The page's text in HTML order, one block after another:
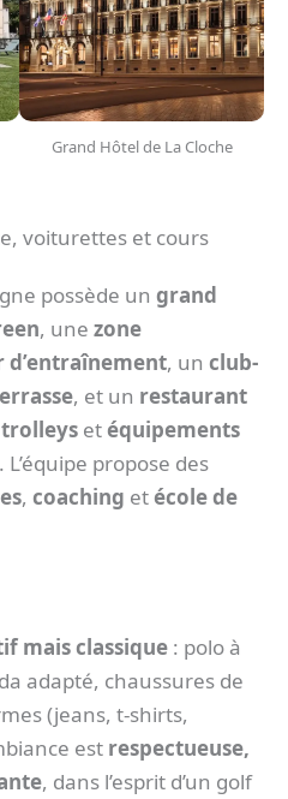
Grand Hôtel de La Cloche
voiturettes et cours
possède un grand
, une zone
d’entraînement, un club-
, et un restaurant
etéquipements
propose des
, coaching etécole de
mais classique : polo à
adapté, chaussures de
(jeans, t-shirts,
est respectueuse,
, dans l’esprit d’un golf